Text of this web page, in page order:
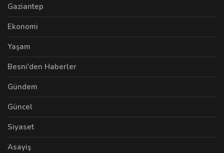
Gaziantep
Ekonomi
Yaşam
Besni'den Haberler
Gündem
Güncel
Siyaset
Asayiş